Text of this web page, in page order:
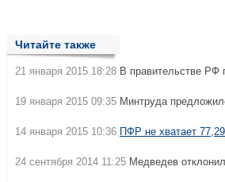
Читайте также
21 января 2015 18:28 В правительстве
19 января 2015 09:35 Минтруда
14 января 2015 10:36 ПФР не хватает
24 сентября 2014 11:25 Медведев